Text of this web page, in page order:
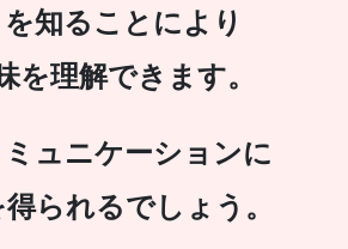
知ることにより
を理解できます。
ュニケーションに
られるでしょう。